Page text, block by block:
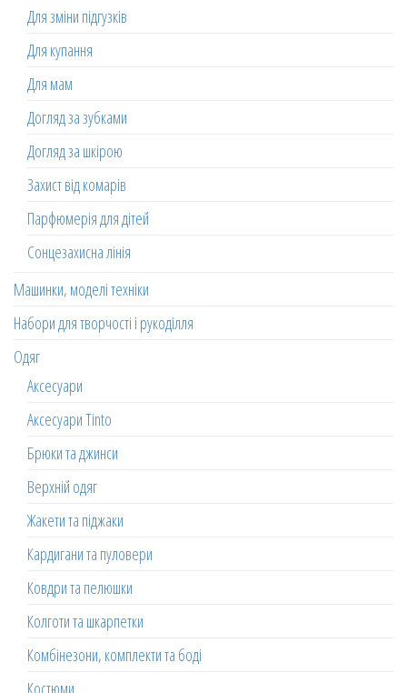
Для зміни підгузків
Для купання
Для мам
Догляд за зубками
Догляд за шкірою
Захист від комарів
Парфюмерія для дітей
Сонцезахисна лінія
Машинки, моделі техніки
Набори для творчості і рукоділля
Одяг
Аксесуари
Аксесуари Tinto
Брюки та джинси
Верхній одяг
Жакети та піджаки
Кардигани та пуловери
Ковдри та пелюшки
Колготи та шкарпетки
Комбінезони, комплекти та боді